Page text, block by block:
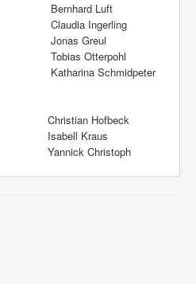
Bernhard Luft
Claudia Ingerling
Jonas Greul
Tobias Otterpohl
Katharina Schmidpeter
Christian Hofbeck
Isabell Kraus
Yannick Christoph